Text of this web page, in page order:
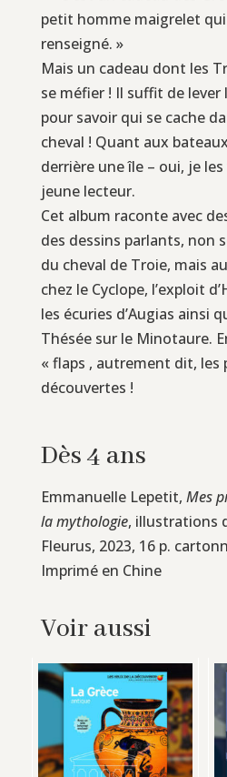
petit homme maigrelet
renseigné. »
Mais un cadeau dont les
se méfier ! Il suffit de
pour savoir qui se cache
cheval ! Quant aux
derrière une île – oui, je
jeune lecteur.
Cet album raconte avec
des dessins parlants, non
du cheval de Troie, mais
chez le Cyclope, l’exploit
les écuries d’Augias ainsi
Thésée sur le Minotaure.
« flaps , autrement dit, les
découvertes !
Dès 4 ans
Emmanuelle Lepetit, Mes
la mythologie, illustrations
Fleurus, 2023, 16 p.
Imprimé en Chine
Voir aussi